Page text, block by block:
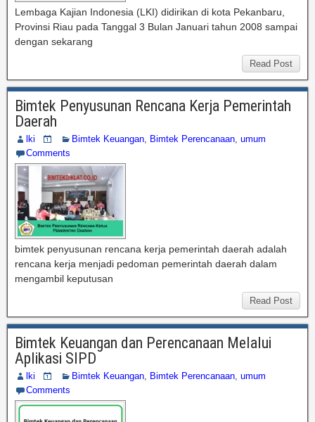
Lembaga Kajian Indonesia (LKI) didirikan di kota Pekanbaru,
Provinsi Riau pada Tanggal 3 Bulan Januari tahun 2008 sampai
dengan sekarang
Read Post
Bimtek Penyusunan Rencana Kerja Pemerintah
Daerah
lki Bimtek Keuangan, Bimtek Perencanaan, umum
Comments
bimtek penyusunan rencana kerja pemerintah daerah adalah
rencana kerja menjadi pedoman pemerintah daerah dalam
mengambil keputusan
Read Post
Bimtek Keuangan dan Perencanaan Melalui
Aplikasi SIPD
lki Bimtek Keuangan, Bimtek Perencanaan, umum
Comments